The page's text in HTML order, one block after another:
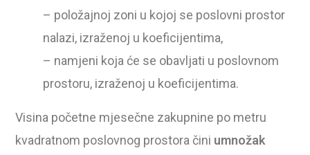
– položajnoj zoni u kojoj se poslovni prostor
nalazi, izraženoj u koeficijentima,
– namjeni koja će se obavljati u poslovnom
prostoru, izraženoj u koeficijentima.
Visina početne mjesečne zakupnine po metru
kvadratnom poslovnog prostora čini umnožak